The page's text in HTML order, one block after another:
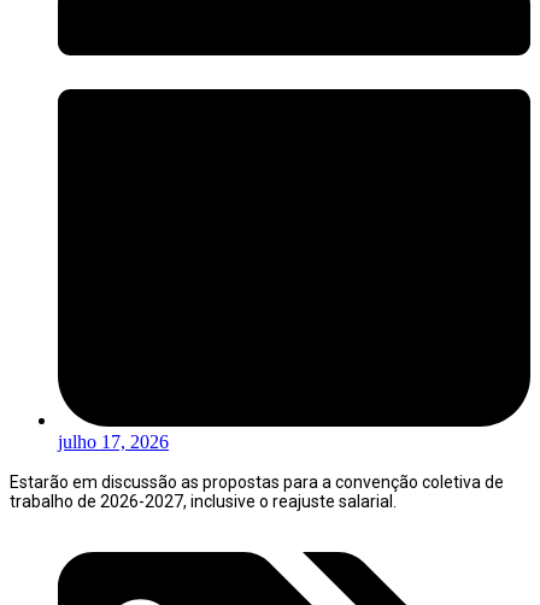
julho 17, 2026
Estarão em discussão as propostas para a convenção coletiva de
trabalho de 2026-2027, inclusive o reajuste salarial.